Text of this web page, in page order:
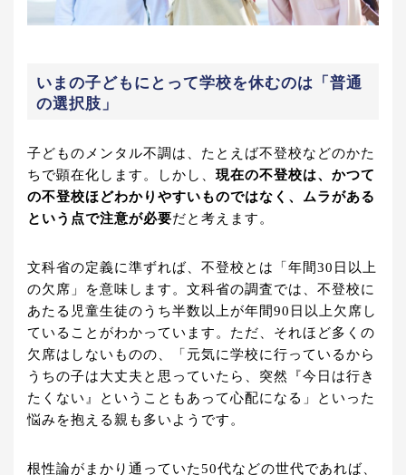
いまの子どもにとって学校を休むのは「普通
の選択肢」
子どものメンタル不調は、たとえば不登校などのかた
ちで顕在化します。しかし、 現在の不登校は、かつて
の不登校ほどわかりやすいものではなく、ムラがある
という点で注意が必要だと考えます。
文科省の定義に準ずれば、不登校とは「年間30日以上
の欠席」を意味します。文科省の調査では、不登校に
あたる児童生徒のうち半数以上が年間90日以上欠席し
ていることがわかっています。ただ、それほど多くの
欠席はしないものの、「元気に学校に行っているから
うちの子は大丈夫と思っていたら、突然『今日は行き
たくない』ということもあって心配になる」といった
悩みを抱える親も多いようです。
根性論がまかり通っていた50代などの世代であれば、